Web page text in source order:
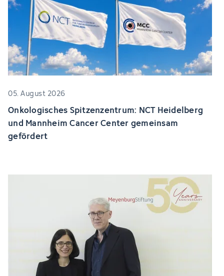
05. August 2026
Onkologisches Spitzenzentrum: NCT Heidelberg
und Mannheim Cancer Center gemeinsam
gefördert